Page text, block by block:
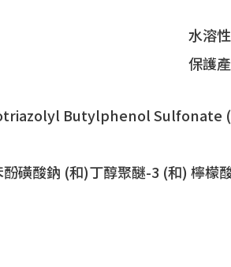
水溶
保護
Butylphenol
磺酸鈉 (和)丁醇聚醚-3 (和) 檸檬